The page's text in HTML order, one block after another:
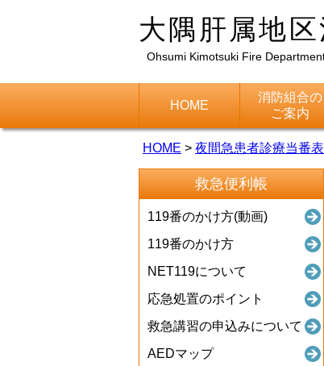
大隅肝属地
Ohsumi Kimotsuki Fire
HOME
消防組合の
ご案内
HOME > 夜間急患者診療当番表
救急便利帳
119番のかけ方(動画)
119番のかけ方
NET119について
応急処置のポイント
救急講習の申込みについて
AEDマップ